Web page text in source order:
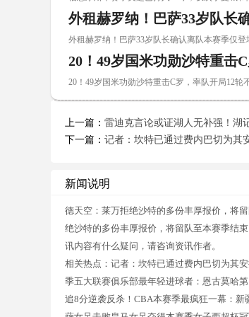
外租赫罗纳！巴萨33岁队长
外租赫罗纳！巴萨33岁队长确认离队本赛季仅登
20！49岁国米功勋沙特重击
20！49岁国米功勋沙特重击C罗，率队开局12轮
上一篇： 雷迪克言论或证湖人无补强！湖
下一篇： 记者：坎特已通过费内巴切为其
新闻说明
德天空：莱万拒绝沙特的多份丰厚报价，将
绝沙特的多份丰厚报价，将留队至本赛季结
讯内容有什么疑问，请咨询资讯作者。
相关热点：记者：坎特已通过费内巴切为其
季五大联赛俱乐部最年轻进球者：恩古莫哈
追8分逆袭反杀！CBA本赛季最疯狂一幕：